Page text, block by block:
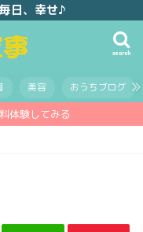
日、幸せ♪
search
美容 おうちブログ
体験してみる